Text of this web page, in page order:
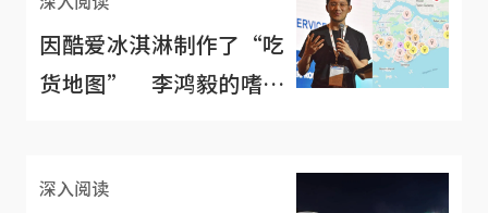
因酷爱冰淇淋制作了“吃
货地图” 李鸿毅的嗜好
深入阅读